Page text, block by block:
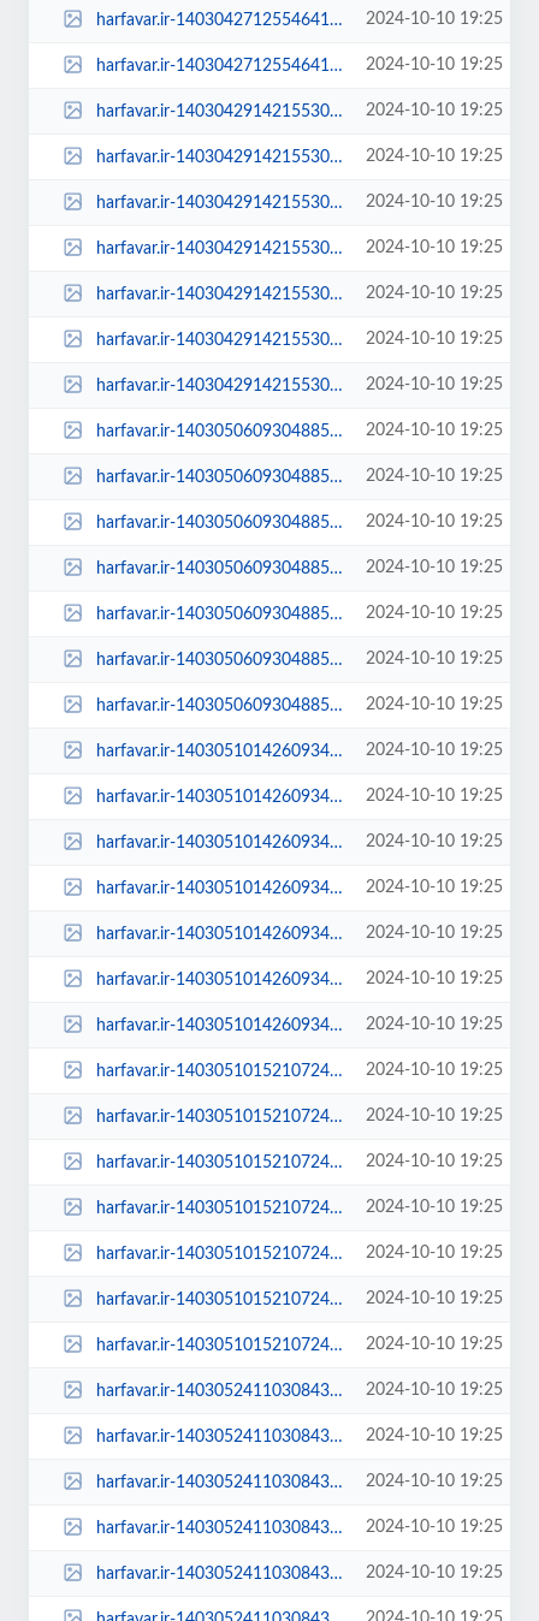
harfavar.ir-1403042712554641330591364-768x535.jpg 2024-10-10 19:25
harfavar.ir-1403042712554641330591364.jpg 2024-10-10 19:25
harfavar.ir-1403042914215530630602284-100x70.png 2024-10-10 19:25
harfavar.ir-1403042914215530630602284-250x150.png 2024-10-10 19:25
harfavar.ir-1403042914215530630602284-300x209.png 2024-10-10 19:25
harfavar.ir-1403042914215530630602284-450x300.png 2024-10-10 19:25
harfavar.ir-1403042914215530630602284-600x400.png 2024-10-10 19:25
harfavar.ir-1403042914215530630602284-768x535.png 2024-10-10 19:25
harfavar.ir-1403042914215530630602284.png 2024-10-10 19:25
harfavar.ir-1403050609304885630645674-100x70.jpg 2024-10-10 19:25
harfavar.ir-1403050609304885630645674-250x150.jpg 2024-10-10 19:25
harfavar.ir-1403050609304885630645674-300x209.jpg 2024-10-10 19:25
harfavar.ir-1403050609304885630645674-450x300.jpg 2024-10-10 19:25
harfavar.ir-1403050609304885630645674-600x400.jpg 2024-10-10 19:25
harfavar.ir-1403050609304885630645674-768x535.jpg 2024-10-10 19:25
harfavar.ir-1403050609304885630645674.jpg 2024-10-10 19:25
harfavar.ir-1403051014260934730676484-100x70.jpg 2024-10-10 19:25
harfavar.ir-1403051014260934730676484-250x150.jpg 2024-10-10 19:25
harfavar.ir-1403051014260934730676484-300x209.jpg 2024-10-10 19:25
harfavar.ir-1403051014260934730676484-450x300.jpg 2024-10-10 19:25
harfavar.ir-1403051014260934730676484-600x400.jpg 2024-10-10 19:25
harfavar.ir-1403051014260934730676484-768x535.jpg 2024-10-10 19:25
harfavar.ir-1403051014260934730676484.jpg 2024-10-10 19:25
harfavar.ir-1403051015210724530676824-100x70.jpg 2024-10-10 19:25
harfavar.ir-1403051015210724530676824-250x150.jpg 2024-10-10 19:25
harfavar.ir-1403051015210724530676824-300x209.jpg 2024-10-10 19:25
harfavar.ir-1403051015210724530676824-450x300.jpg 2024-10-10 19:25
harfavar.ir-1403051015210724530676824-600x400.jpg 2024-10-10 19:25
harfavar.ir-1403051015210724530676824-768x535.jpg 2024-10-10 19:25
harfavar.ir-1403051015210724530676824.jpg 2024-10-10 19:25
harfavar.ir-1403052411030843630761834-1403052411030843630761834-100x70.jpg 2024-10-10 19:25
harfavar.ir-1403052411030843630761834-1403052411030843630761834-250x150.jpg 2024-10-10 19:25
harfavar.ir-1403052411030843630761834-1403052411030843630761834-300x209.jpg 2024-10-10 19:25
harfavar.ir-1403052411030843630761834-1403052411030843630761834-450x300.jpg 2024-10-10 19:25
harfavar.ir-1403052411030843630761834-1403052411030843630761834-600x400.jpg 2024-10-10 19:25